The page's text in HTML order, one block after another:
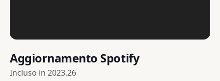
Aggiornamento Spotify
Incluso in 2023.26